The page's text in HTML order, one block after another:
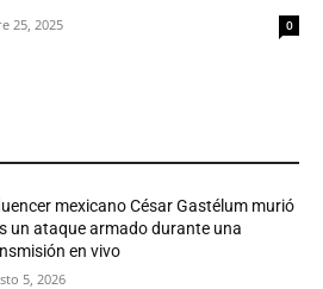
25, 2025 0
mexicano César Gastélum murió
un ataque armado durante una
en vivo
5, 2026